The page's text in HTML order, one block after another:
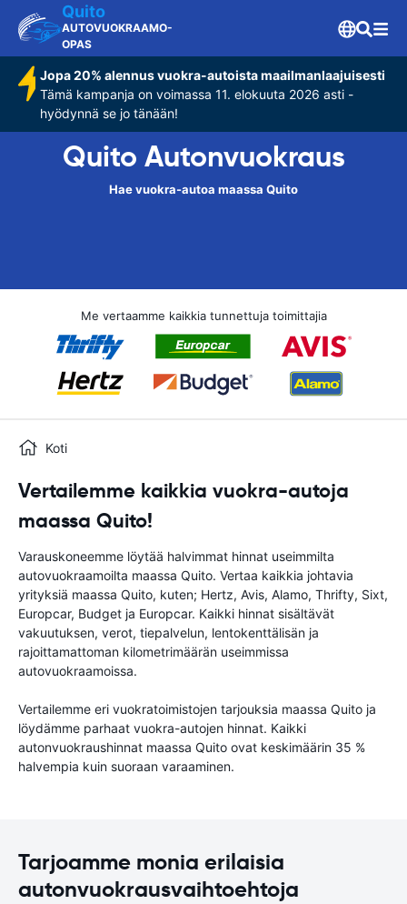
Quito
AUTOVUOKRAAMO-
OPAS
Jopa 20% alennus vuokra-autoista maailmanlaajuisesti
Tämä kampanja on voimassa 11. elokuuta 2026 asti -
hyödynnä se jo tänään!
Quito Autonvuokraus
Hae vuokra-autoa maassa Quito
Me vertaamme kaikkia tunnettuja toimittajia
Koti
Vertailemme kaikkia vuokra-autoja
maassa Quito!
Varauskoneemme löytää halvimmat hinnat useimmilta
autovuokraamoilta maassa Quito. Vertaa kaikkia johtavia
yrityksiä maassa Quito, kuten; Hertz, Avis, Alamo, Thrifty, Sixt,
Europcar, Budget ja Europcar. Kaikki hinnat sisältävät
vakuutuksen, verot, tiepalvelun, lentokenttälisän ja
rajoittamattoman kilometrimäärän useimmissa
autovuokraamoissa.
Vertailemme eri vuokratoimistojen tarjouksia maassa Quito ja
löydämme parhaat vuokra-autojen hinnat. Kaikki
autonvuokraushinnat maassa Quito ovat keskimäärin 35 %
halvempia kuin suoraan varaaminen.
Tarjoamme monia erilaisia
autonvuokrausvaihtoehtoja